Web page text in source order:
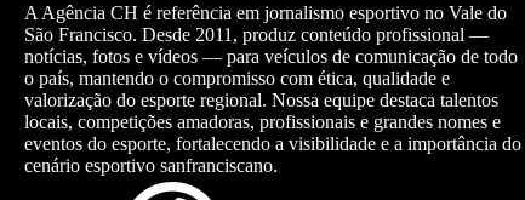
A Agência CH é referência em jornalismo esportivo no Vale do
São Francisco. Desde 2011, produz conteúdo profissional —
notícias, fotos e vídeos — para veículos de comunicação de todo
o país, mantendo o compromisso com ética, qualidade e
valorização do esporte regional. Nossa equipe destaca talentos
locais, competições amadoras, profissionais e grandes nomes e
eventos do esporte, fortalecendo a visibilidade e a importância do
cenário esportivo sanfranciscano.